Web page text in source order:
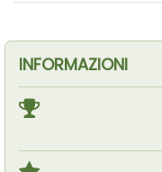
INFORMAZIONI